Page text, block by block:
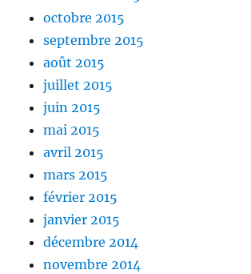
octobre 2015
septembre 2015
août 2015
juillet 2015
juin 2015
mai 2015
avril 2015
mars 2015
février 2015
janvier 2015
décembre 2014
novembre 2014